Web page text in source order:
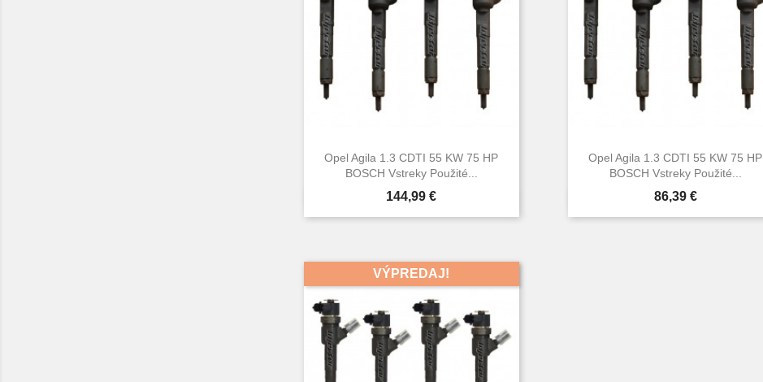
Opel Agila 1.3 CDTI 55 KW 75 HP
BOSCH Vstreky Použité...
Cena
144,99 €
Rýchly náhľad
Opel Agila 1.3 CDTI 55 KW 75 HP
BOSCH Vstreky Použité...
Cena
86,39 €
Rýchly náhľad
VÝPREDAJ!